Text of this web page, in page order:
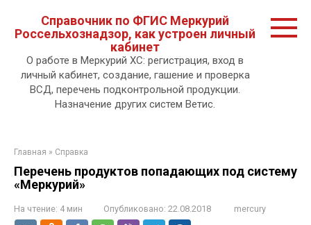
контенту.
Справочник по ФГИС Меркурий
Россельхознадзор, как устроен личный
кабинет
О работе в Меркурий ХС: регистрация, вход в
личный кабинет, создание, гашение и проверка
ВСД, перечень подконтрольной продукции.
Назначение других систем Ветис.
Главная » Справка
Перечень продуктов попадающих под систему
«Меркурий»
На чтение: 4 мин Опубликовано: 22.08.2018 mercury